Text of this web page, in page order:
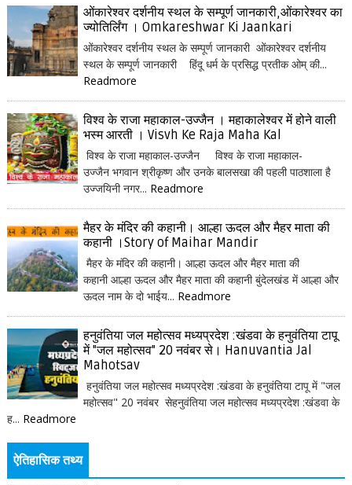
ओंकारेश्वर दर्शनीय स्थल के सम्पूर्ण जानकारी,ओंकारेश्वर का
ज्योतिर्लिंग । Omkareshwar Ki Jaankari
ओंकारेश्वर दर्शनीय स्थल के सम्पूर्ण जानकारी ओंकारेश्वर दर्शनीय
स्थल के सम्पूर्ण जानकारी हिंदू धर्म के प्रसिद्ध प्रतीक ओम् की...
Readmore
विश्व के राजा महाकाल-उज्जैन । महाकालेश्वर में होने वाली
भस्म आरती । Visvh Ke Raja Maha Kal
विश्व के राजा महाकाल-उज्जैन विश्व के राजा महाकाल-
उज्जैन भगवान श्रीकृष्ण और उनके बालसखा की पहली पाठशाला है
उज्जयिनी नगर... Readmore
मैहर के मंदिर की कहानी। आल्हा ऊदल और मैहर माता की
कहानी ।Story of Maihar Mandir
मैहर के मंदिर की कहानी। आल्हा ऊदल और मैहर माता की
कहानी आल्हा ऊदल और मैहर माता की कहानी बुंदेलखंड में आल्हा और
ऊदल नाम के दो भाईय... Readmore
हनुवंतिया जल महोत्सव मध्यप्रदेश :खंडवा के हनुवंतिया टापू
में "जल महोत्सव" 20 नवंबर से। Hanuvantia Jal
Mahotsav
हनुवंतिया जल महोत्सव मध्यप्रदेश :खंडवा के हनुवंतिया टापू में "जल
महोत्सव" 20 नवंबर सेहनुवंतिया जल महोत्सव मध्यप्रदेश :खंडवा के
ह... Readmore
ऐतिहासिक तथ्य